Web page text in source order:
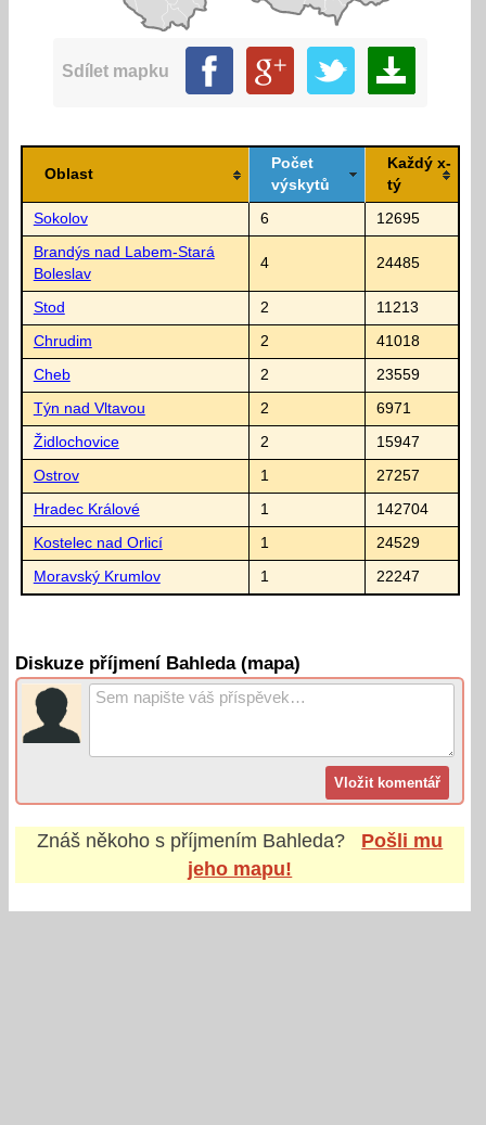
Sdílet mapku
Oblast
Počet
výskytů
Každý x-
tý
Sokolov 6 12695
Brandýs nad Labem-Stará
Boleslav
4 24485
Stod 2 11213
Chrudim 2 41018
Cheb 2 23559
Týn nad Vltavou 2 6971
Židlochovice 2 15947
Ostrov 1 27257
Hradec Králové 1 142704
Kostelec nad Orlicí 1 24529
Moravský Krumlov 1 22247
Diskuze příjmení Bahleda (mapa)
Znáš někoho s příjmením Bahleda?
Pošli mu
jeho mapu!